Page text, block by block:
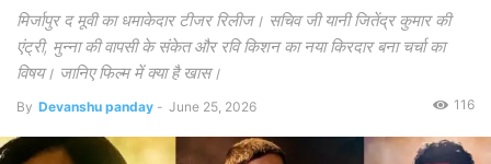
मिर्जापुर द मूवी का धमाकेदार टीजर रिलीज। सचिव जी यानी जितेंद्र कुमार की
एंट्री, मुन्ना की वापसी के संकेत और रवि किशन का नया किरदार बना चर्चा का
विषय। जानिए फिल्म में क्या है खास।
By Devanshu panday - June 25, 2026 116